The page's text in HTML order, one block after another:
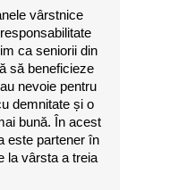
vârstnice
ca seniorii din
să beneficieze
nevoie pentru
demnitate și o
bună. În acest
este partener în
la vârsta a treia